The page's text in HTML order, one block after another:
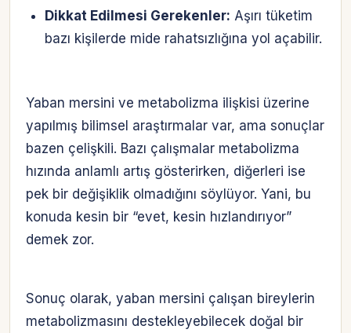
Dikkat Edilmesi Gerekenler: Aşırı tüketim
bazı kişilerde mide rahatsızlığına yol açabilir.
Yaban mersini ve metabolizma ilişkisi üzerine
yapılmış bilimsel araştırmalar var, ama sonuçlar
bazen çelişkili. Bazı çalışmalar metabolizma
hızında anlamlı artış gösterirken, diğerleri ise
pek bir değişiklik olmadığını söylüyor. Yani, bu
konuda kesin bir “evet, kesin hızlandırıyor”
demek zor.
Sonuç olarak, yaban mersini çalışan bireylerin
metabolizmasını destekleyebilecek doğal bir